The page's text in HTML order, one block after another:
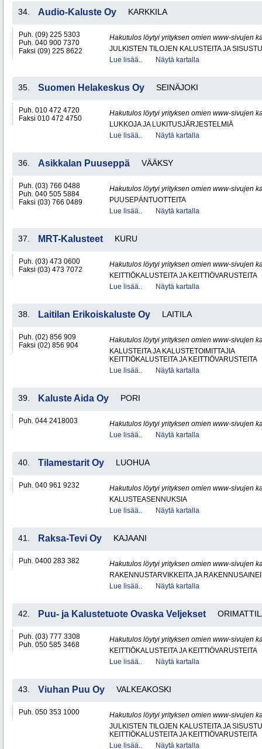
34. Audio-Kaluste Oy KARKKILA
Puh. (09) 225 5303
Puh. 040 900 7370
Faksi (09) 225 8622
Hakutulos löytyi yrityksen omien www-sivujen
JULKISTEN TILOJEN KALUSTEITA JA
Lue lisää..
Näytä kartalla
35. Suomen Helakeskus Oy SEINÄJOKI
Puh. 010 472 4720
Faksi 010 472 4750
Hakutulos löytyi yrityksen omien www-sivujen
LUKKOJA JA LUKITUSJÄRJESTELMIÄ
Lue lisää..
Näytä kartalla
36. Asikkalan Puuseppä VÄÄKSY
Puh. (03) 766 0488
Puh. 040 505 5884
Faksi (03) 766 0489
Hakutulos löytyi yrityksen omien www-sivujen
PUUSEPÄNTUOTTEITA
Lue lisää..
Näytä kartalla
37. MRT-Kalusteet KURU
Puh. (03) 473 0600
Faksi (03) 473 7072
Hakutulos löytyi yrityksen omien www-sivujen
KEITTIÖKALUSTEITA JA KEITTIÖVARUSTEITA
Lue lisää..
Näytä kartalla
38. Laitilan Erikoiskaluste Oy LAITILA
Puh. (02) 856 909
Faksi (02) 856 904
Hakutulos löytyi yrityksen omien www-sivujen
KALUSTEITA JA KALUSTETOIMITTAJIA
KEITTIÖKALUSTEITA JA KEITTIÖVARUSTEITA
Lue lisää..
Näytä kartalla
39. Kaluste Aida Oy PORI
Puh. 044 2418003
Hakutulos löytyi yrityksen omien www-sivujen
Lue lisää..
Näytä kartalla
40. Tilamestarit Oy LUOHUA
Puh. 040 961 9232
Hakutulos löytyi yrityksen omien www-sivujen
KALUSTEASENNUKSIA
Lue lisää..
Näytä kartalla
41. Raksa-Tevi Oy KAJAANI
Puh. 0400 283 382
Hakutulos löytyi yrityksen omien www-sivujen
RAKENNUSTARVIKKEITA JA
Lue lisää..
Näytä kartalla
42. Puu- ja Kalustetuote Ovaska Veljekset
Puh. (03) 777 3308
Puh. 050 585 3468
Hakutulos löytyi yrityksen omien www-sivujen
KEITTIÖKALUSTEITA JA KEITTIÖVARUSTEITA
Lue lisää..
Näytä kartalla
43. Viuhan Puu Oy VALKEAKOSKI
Puh. 050 353 1000
Hakutulos löytyi yrityksen omien www-sivujen
JULKISTEN TILOJEN KALUSTEITA JA
KEITTIÖKALUSTEITA JA KEITTIÖVARUSTEITA
Lue lisää..
Näytä kartalla